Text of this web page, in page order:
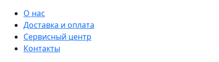
О нас
Доставка и оплата
Сервисный центр
Контакты